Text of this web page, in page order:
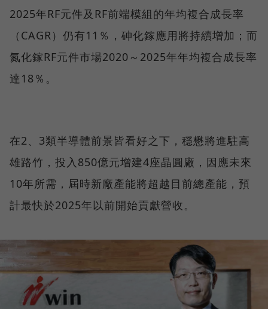
2025年RF元件及RF前端模組的年均複合成長率
（CAGR）仍有11％，砷化鎵應用將持續增加；而
氮化鎵RF元件市場2020～2025年年均複合成長率
達18％。
在2、3類半導體前景皆看好之下，穩懋將進駐高
雄路竹，投入850億元增建4座晶圓廠，因應未來
10年所需，屆時新廠產能將超越目前總產能，預
計最快於2025年以前開始貢獻營收。